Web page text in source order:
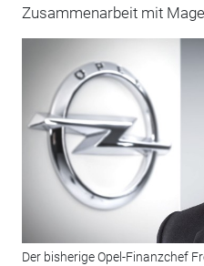
Zusammenarbeit mit
Der bisherige Opel-Finanzchef